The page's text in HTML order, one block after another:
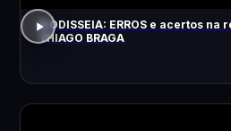
A ODISSEIA: ERROS e acertos na
THIAGO BRAGA